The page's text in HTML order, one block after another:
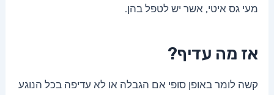
מעי גס איטי, אשר יש לטפל בהן.
אז מה עדיף?
קשה לומר באופן סופי אם הגבלה או לא עדיפה בכל הנוגע